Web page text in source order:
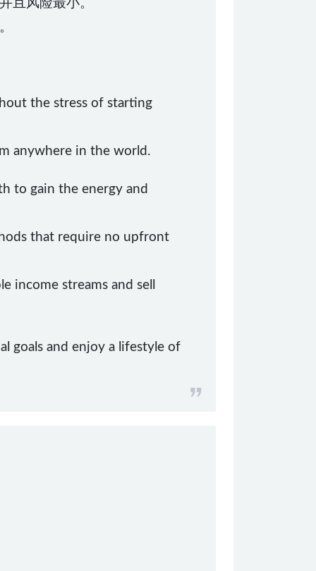
且风险最小。
the stress of starting
anywhere in the world.
to gain the energy and
that require no upfront
income streams and sell
goals and enjoy a lifestyle of